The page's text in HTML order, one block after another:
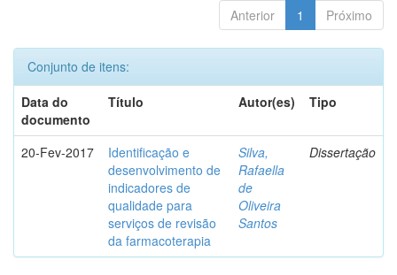
Anterior 1 Próximo
Conjunto de itens:
Data do
documento
Título Autor(es) Tipo
20-Fev-2017
Identificação e
desenvolvimento de
indicadores de
qualidade para
serviços de revisão
da farmacoterapia
Silva,
Rafaella
de
Oliveira
Santos
Dissertação